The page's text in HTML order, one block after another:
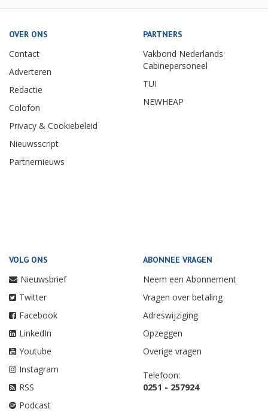
OVER ONS
Contact
Adverteren
Redactie
Colofon
Privacy & Cookiebeleid
Nieuwsscript
Partnernieuws
PARTNERS
Vakbond Nederlands
Cabinepersoneel
TUI
NEWHEAP
VOLG ONS
Nieuwsbrief
Twitter
Facebook
LinkedIn
Youtube
Instagram
RSS
Podcast
ABONNEE VRAGEN
Neem een Abonnement
Vragen over betaling
Adreswijziging
Opzeggen
Overige vragen
Telefoon:
0251 - 257924